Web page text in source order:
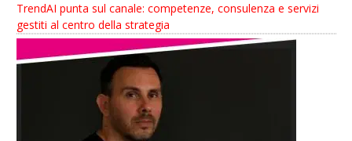
TrendAI punta sul canale: competenze, consulenza e servizi
gestiti al centro della strategia